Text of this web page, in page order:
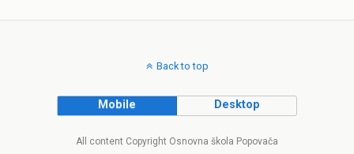
Back to top
Mobile Desktop
All content Copyright Osnovna škola Popovača